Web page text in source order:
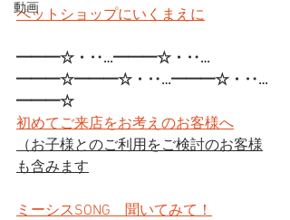
動画
ペットショップにいくまえに
━━━☆・‥…━━━☆・‥…
━━━☆━━━☆・‥…━━━☆・‥…
━━━☆
初めてご来店をお考えのお客様へ
（お子様とのご利用をご検討のお客様
も含みます
ミーシスSONG　聞いてみて！